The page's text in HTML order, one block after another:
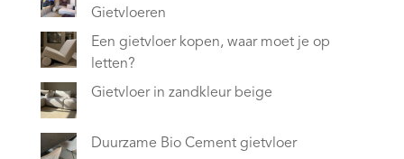
Gietvloeren
Een gietvloer kopen, waar moet je op
letten?
Gietvloer in zandkleur beige
Duurzame Bio Cement gietvloer